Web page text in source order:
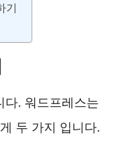
기
다. 워드프레스는
두 가지 입니다.